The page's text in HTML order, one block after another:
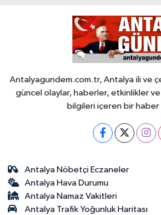
Antalyagundem.com.tr, Antalya ili ve
güncel olaylar, haberler, etkinlikler
bilgileri içeren bir haber
Antalya Nöbetçi Eczaneler
Antalya Hava Durumu
Antalya Namaz Vakitleri
Antalya Trafik Yoğunluk Haritası